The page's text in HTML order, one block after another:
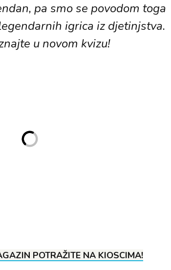
pa smo se povodom toga
igrica iz djetinjstva.
u novom kvizu!
POTRAŽITE NA KIOSCIMA!